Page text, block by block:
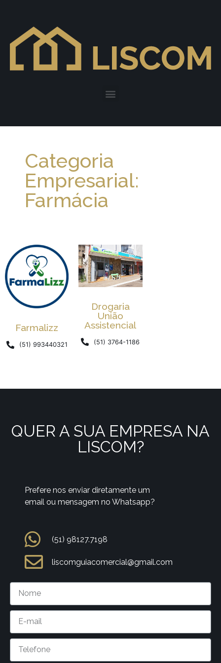
Categoria
Empresarial:
Farmácia
Farmalizz
(51) 993440321
Drogaria
União
Assistencial
(51) 3764-1186
QUER A SUA EMPRESA NA
LISCOM?
Prefere nos enviar diretamente um
email ou mensagem no Whatsapp?
(51) 98127.7198
liscomguiacomercial@gmail.com